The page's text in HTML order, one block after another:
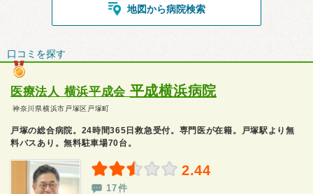
地図から病院検索
口コミを探す
医療法人 横浜平成会 平成横浜病院
神奈川県横浜市戸塚区戸塚町
戸塚の総合病院。24時間365日救急受付。専門医が在籍。戸塚駅より無
料バスあり。無料駐車場70台。
2.44
17件